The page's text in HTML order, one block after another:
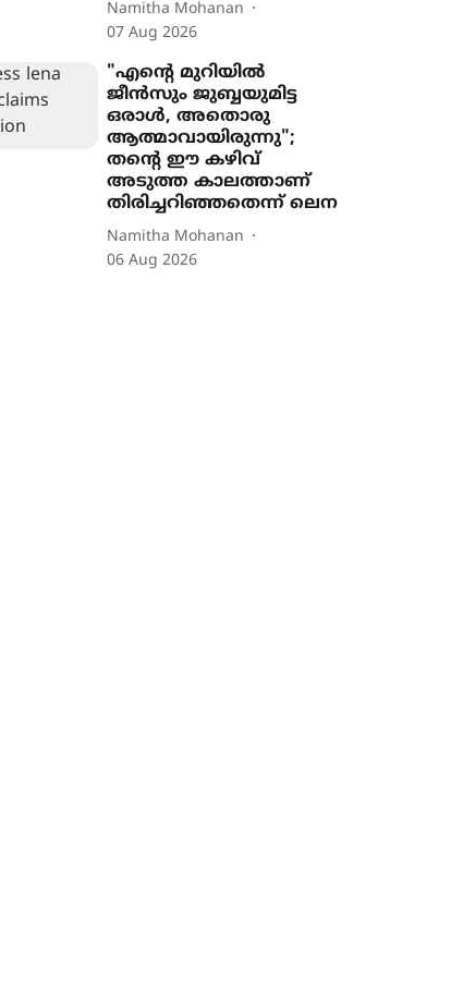
Namitha Mohanan
07 Aug 2026
"എന്‍റെ മുറിയിൽ
ജീൻസും ജുബ്ബയുമിട്ട
ഒരാൾ, അതൊരു
ആത്മാവായിരുന്നു";
തന്‍റെ ഈ കഴിവ്
അടുത്ത കാലത്താണ്
തിരിച്ചറിഞ്ഞതെന്ന് ലെന
Namitha Mohanan
06 Aug 2026